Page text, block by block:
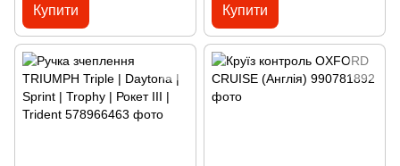
Купити Купити